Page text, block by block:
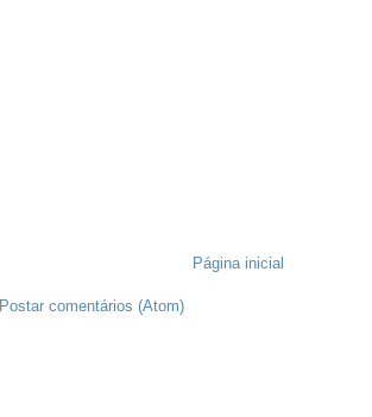
Página inicial
Postar comentários (Atom)